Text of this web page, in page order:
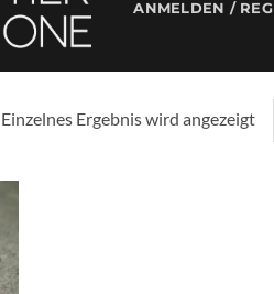
ANMELDEN /
Einzelnes Ergebnis wird angezeigt